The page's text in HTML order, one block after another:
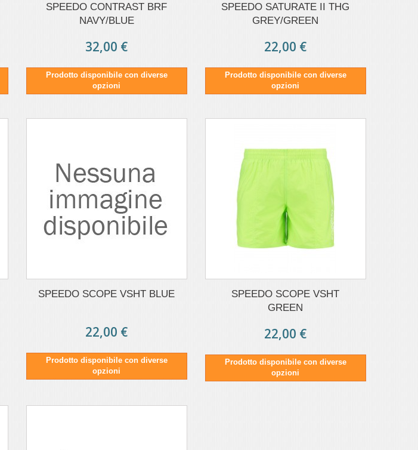
SPEEDO CONTRAST BRF
NAVY/BLUE
32,00 €
Prodotto disponibile con diverse
opzioni
SPEEDO SATURATE II THG
GREY/GREEN
22,00 €
Prodotto disponibile con diverse
opzioni
SPEEDO SCOPE VSHT BLUE
22,00 €
Prodotto disponibile con diverse
opzioni
SPEEDO SCOPE VSHT
GREEN
22,00 €
Prodotto disponibile con diverse
opzioni